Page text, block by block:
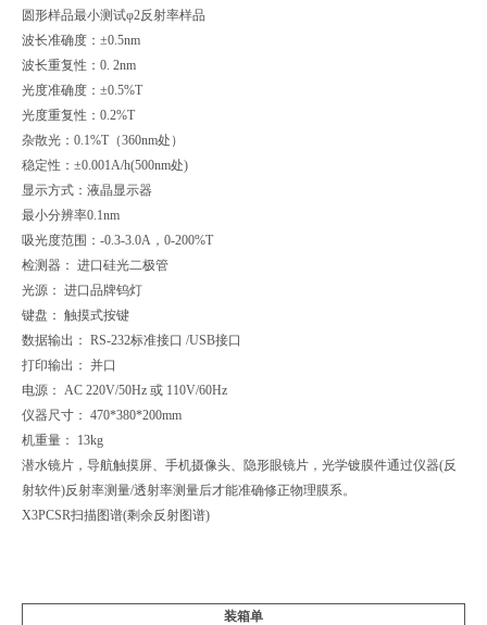
圆形样品最小测试φ2反射率样品
波长准确度：±0.5nm
波长重复性：0. 2nm
光度准确度：±0.5%T
光度重复性：0.2%T
杂散光：0.1%T（360nm处）
稳定性：±0.001A/h(500nm处)
显示方式：液晶显示器
最小分辨率0.1nm
吸光度范围：-0.3-3.0A，0-200%T
检测器： 进口硅光二极管
光源： 进口品牌钨灯
键盘： 触摸式按键
数据输出： RS-232标准接口 /USB接口
打印输出： 并口
电源： AC 220V/50Hz 或 110V/60Hz
仪器尺寸： 470*380*200mm
机重量： 13kg
潜水镜片，导航触摸屏、手机摄像头、隐形眼镜片，光学镀膜件通过仪器(反
射软件)反射率测量/透射率测量后才能准确修正物理膜系。
X3PCSR扫描图谱(剩余反射图谱)
装箱单